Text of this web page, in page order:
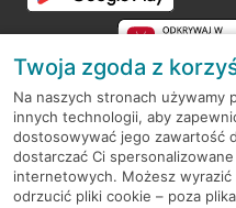
RODO
Regulamin serwisu
Twoja zgoda z
Na naszych stronach używamy
innych technologii, aby
dostosowywać jego zawartość
dostarczać Ci
internetowych. Możesz
odrzucić pliki cookie – poza